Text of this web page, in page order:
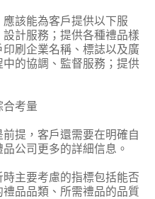
該能為客戶提供以下服
計服務；提供各種禮品樣
刷企業名稱、標誌以及廣
的協調、監督服務；提供
考量
提，客戶還需要在明確自
公司更多的詳細信息。
主要考慮的指標包括能否
品品類、所需禮品的品質